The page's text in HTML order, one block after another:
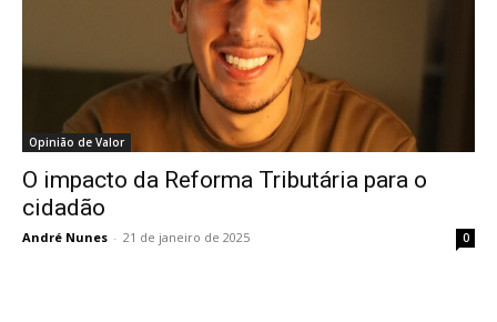
Opinião de Valor
O impacto da Reforma Tributária para o
cidadão
André Nunes - 21 de janeiro de 2025 0